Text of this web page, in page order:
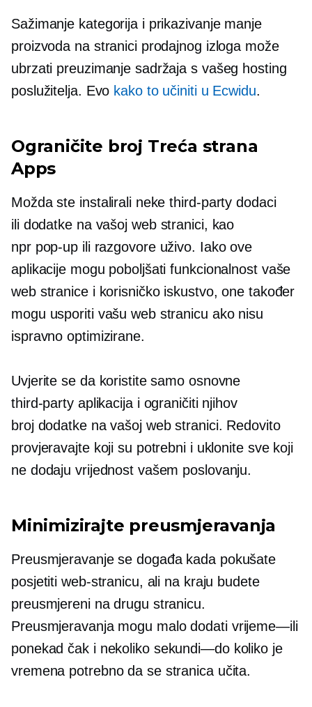
Sažimanje kategorija i prikazivanje manje
proizvoda na stranici prodajnog izloga može
ubrzati preuzimanje sadržaja s vašeg hosting
poslužitelja. Evo kako to učiniti u Ecwidu.
Ograničite broj Treća strana
Apps
Možda ste instalirali nekethird-party dodaci
ili dodatkena vašoj web stranici, kao
npr pop-up ili razgovore uživo. Iako ove
aplikacije mogu poboljšati funkcionalnost vaše
web stranice i korisničko iskustvo, one također
mogu usporiti vašu web stranicu ako nisu
ispravno optimizirane.
Uvjerite se da koristite samo osnovne
third-partyaplikacija i ograničiti njihov
broj dodatkena vašoj web stranici. Redovito
provjeravajte koji su potrebni i uklonite sve koji
ne dodaju vrijednost vašem poslovanju.
Minimizirajte preusmjeravanja
Preusmjeravanje se događa kada pokušate
posjetiti web-stranicu, ali na kraju budete
preusmjereni na drugu stranicu.
Preusmjeravanja mogu malo dodati vrijeme—ili
ponekad čak i nekoliko sekundi—dokoliko je
vremena potrebno da se stranica učita.